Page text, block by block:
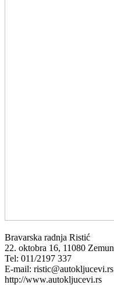
Bravarska radnja Ristić
22. oktobra 16, 11080 Zemun
Tel: 011/2197 337
E-mail: ristic@autokljucevi.rs
http://www.autokljucevi.rs